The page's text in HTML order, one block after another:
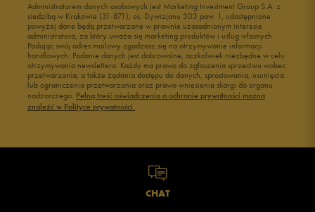
Administratorem danych osobowych jest Marketing Investment Group S.A. z
siedzibą w Krakowie (31-871), os. Dywizjonu 303 paw. 1, udostępnione
powyżej dane będą przetwarzane w prawnie uzasadnionym interesie
administratora, za który uważa się marketing produktów i usług własnych.
Podając swój adres mailowy zgadzasz się na otrzymywanie informacji
handlowych. Podanie danych jest dobrowolne, aczkolwiek niezbędne w celu
otrzymywania newslettera. Każdy ma prawo do zgłoszenia sprzeciwu wobec
przetwarzania, a także żądania dostępu do danych, sprostowania, usunięcia
lub ograniczenia przetwarzania oraz prawo wniesienia skargi do organu
nadzorczego. Pełną treść oświadczenia o ochronie prywatności można
znaleźć w Polityce prywatności.
CHAT